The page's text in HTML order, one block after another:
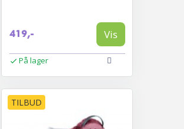
419,- Vis
På lager
TILBUD